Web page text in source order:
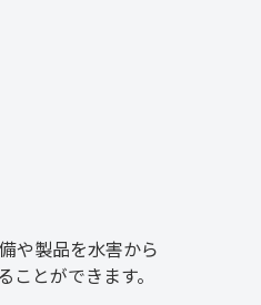
や製品を水害から
とができます。